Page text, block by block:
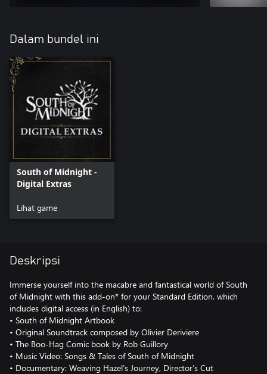
Dalam bundel ini
South of Midnight -
Digital Extras
Lihat game
Deskripsi
Immerse yourself into the macabre and fantastical world of South
of Midnight with this add-on* for your Standard Edition, which
includes digital access (in English) to:
• South of Midnight Artbook
• Original Soundtrack composed by Olivier Deriviere
• The Boo-Hag Comic book by Rob Guillory
• Music Video: Songs & Tales of South of Midnight
• Documentary: Weaving Hazel’s Journey, Director’s Cut